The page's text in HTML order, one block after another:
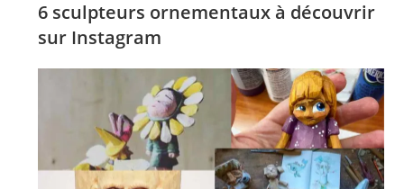
6 sculpteurs ornementaux à découvrir
sur Instagram